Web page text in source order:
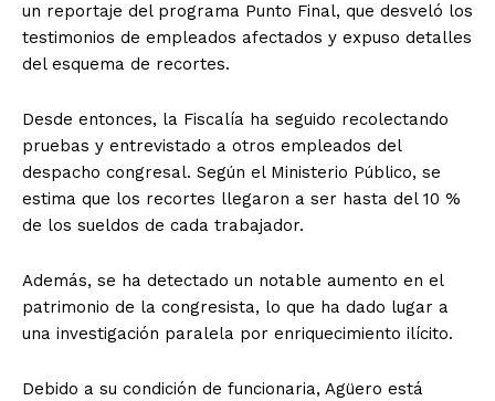
un reportaje del programa Punto Final, que desveló los
testimonios de empleados afectados y expuso detalles
del esquema de recortes.
Desde entonces, la Fiscalía ha seguido recolectando
pruebas y entrevistado a otros empleados del
despacho congresal. Según el Ministerio Público, se
estima que los recortes llegaron a ser hasta del 10 %
de los sueldos de cada trabajador.
Además, se ha detectado un notable aumento en el
patrimonio de la congresista, lo que ha dado lugar a
una investigación paralela por enriquecimiento ilícito.
Debido a su condición de funcionaria, Agüero está